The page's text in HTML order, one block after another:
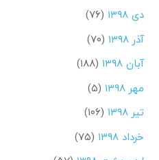
دی ۱۳۹۸
(۷۶)
آذر ۱۳۹۸
(۷۰)
آبان ۱۳۹۸
(۱۸۸)
مهر ۱۳۹۸
(۵)
تیر ۱۳۹۸
(۱۰۶)
خرداد ۱۳۹۸
(۷۵)